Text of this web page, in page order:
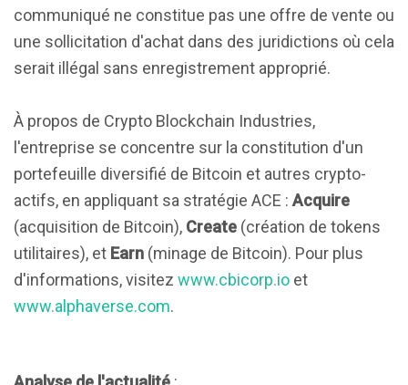
communiqué ne constitue pas une offre de vente ou
une sollicitation d'achat dans des juridictions où cela
serait illégal sans enregistrement approprié.
À propos de Crypto Blockchain Industries,
l'entreprise se concentre sur la constitution d'un
portefeuille diversifié de Bitcoin et autres crypto-
actifs, en appliquant sa stratégie ACE : Acquire
(acquisition de Bitcoin), Create (création de tokens
utilitaires), et Earn (minage de Bitcoin). Pour plus
d'informations, visitez www.cbicorp.io et
www.alphaverse.com.